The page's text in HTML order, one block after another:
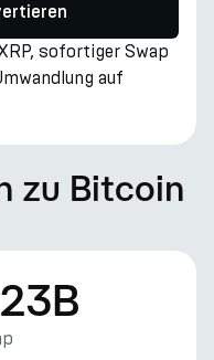
sofortiger Swap
auf
zu Bitcoin